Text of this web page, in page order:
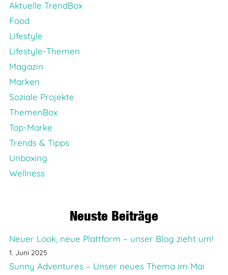
Aktuelle TrendBox
Food
Lifestyle
Lifestyle-Themen
Magazin
Marken
Soziale Projekte
ThemenBox
Top-Marke
Trends & Tipps
Unboxing
Wellness
Neuste Beiträge
Neuer Look, neue Plattform – unser Blog zieht um!
1. Juni 2025
Sunny Adventures – Unser neues Thema im Mai